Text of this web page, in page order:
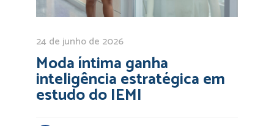
24 de junho de 2026
Moda íntima ganha
inteligência estratégica em
estudo do IEMI